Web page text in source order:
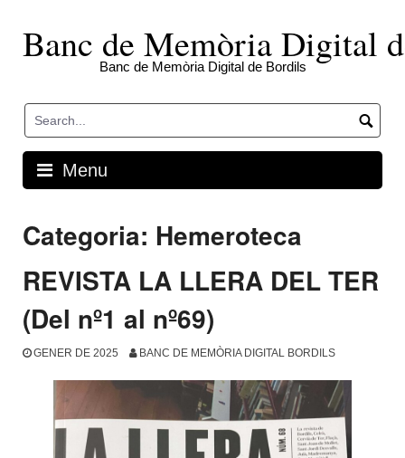
contentBanc de Memòria Digital
Banc de Memòria Digital de Bordils
Menu
Categoria: Hemeroteca
REVISTA LA LLERA DEL TER
(Del nº1 al nº69)
GENER DE 2025 BANC DE MEMÒRIA DIGITAL BORDILS